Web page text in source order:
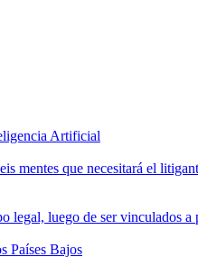
Artificial
mentes que necesitará el